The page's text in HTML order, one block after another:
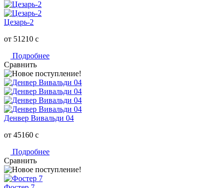
Цезарь-2
от 51210 c
Подробнее
Сравнить
Денвер Вивальди 04
от 45160 c
Подробнее
Сравнить